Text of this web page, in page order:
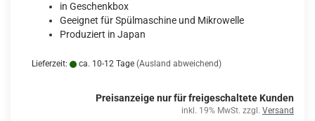
in Geschenkbox
Geeignet für Spülmaschine und Mikrowelle
Produziert in Japan
Lieferzeit: ca. 10-12 Tage (Ausland abweichend)
Preisanzeige nur für freigeschaltete Kunden
inkl. 19% MwSt. zzgl. Versand